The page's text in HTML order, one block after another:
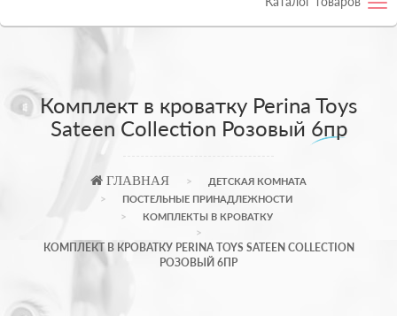
Комплект в кроватку Perina Toys
Sateen Collection Розовый 6пр
ГЛАВНАЯ
ДЕТСКАЯ КОМНАТА
ПОСТЕЛЬНЫЕ ПРИНАДЛЕЖНОСТИ
КОМПЛЕКТЫ В КРОВАТКУ
КОМПЛЕКТ В КРОВАТКУ PERINA TOYS SATEEN COLLECTION
РОЗОВЫЙ 6ПР